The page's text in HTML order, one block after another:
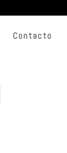
Contacto